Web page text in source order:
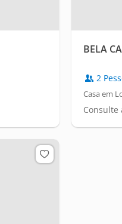
BELA
2
Casa em
Consulte